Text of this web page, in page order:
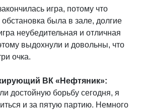
игра, потому что
была в зале, долгие
неубедительная и отличная
выдохнули и довольны, что
очка.
ВК «Нефтяник»:
достойную борьбу сегодня, я
и за пятую партию. Немного